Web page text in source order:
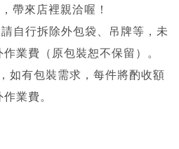
帶來店裡親洽喔！
自行拆除外包袋、吊牌等，未
業費（原包裝恕不保留）。
如有包裝需求，每件將酌收額
業費。